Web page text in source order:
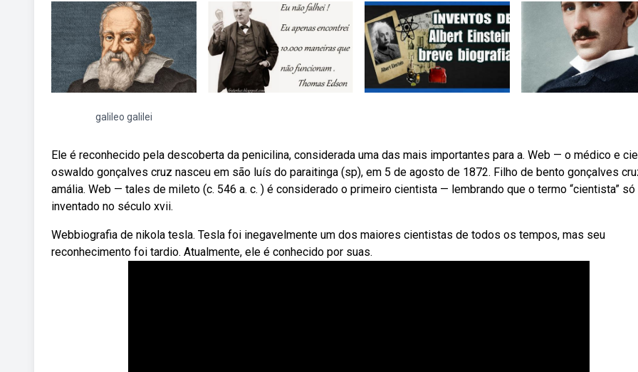
galileo galilei
Ele é reconhecido pela descoberta da penicilina, considerada uma das mais importantes para a. Web — o médico e
oswaldo gonçalves cruz nasceu em são luís do paraitinga (sp), em 5 de agosto de 1872. Filho de bento gonçalves
amália. Web — tales de mileto (c. 546 a. c. ) é considerado o primeiro cientista — lembrando que o termo “cientista”
inventado no século xvii.
Webbiografia de nikola tesla. Tesla foi inegavelmente um dos maiores cientistas de todos os tempos, mas seu
reconhecimento foi tardio. Atualmente, ele é conhecido por suas.